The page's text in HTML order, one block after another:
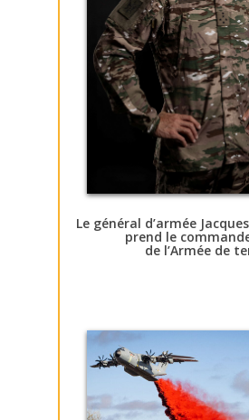
Le général d’armée
prend le
de l’Armée de